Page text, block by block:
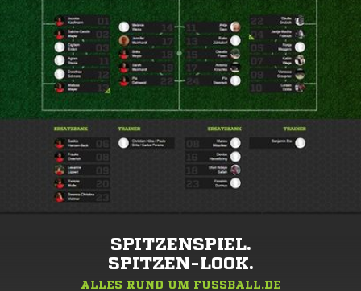
SPITZENSPIEL.
SPITZEN-LOOK.
ALLES RUND UM FUSSBALL.DE